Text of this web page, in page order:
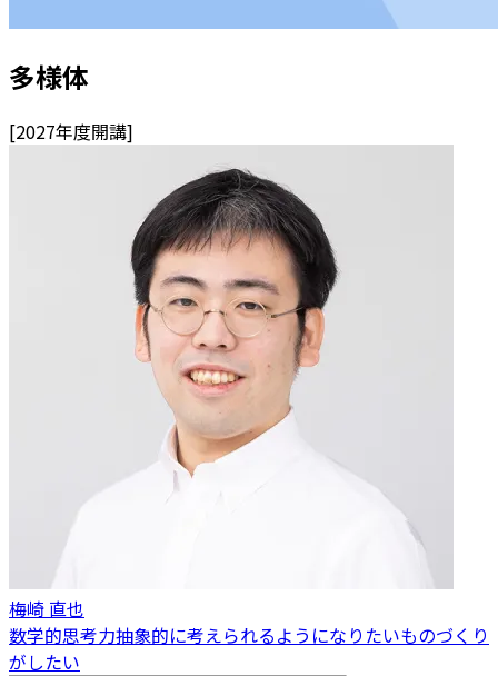
多様体
[2027年度開講]
梅崎 直也
数学的思考力抽象的に考えられるようになりたいものづくり
がしたい